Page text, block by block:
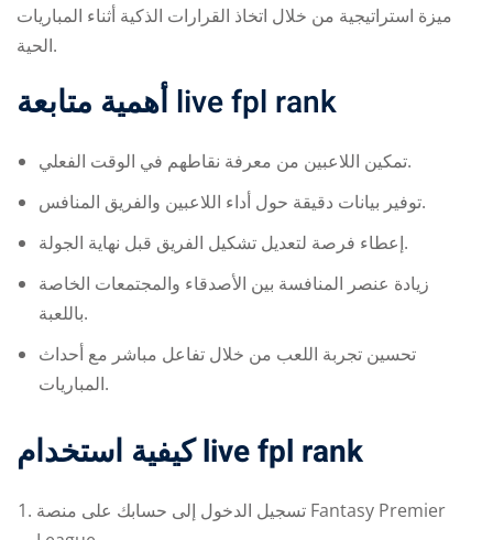
ميزة استراتيجية من خلال اتخاذ القرارات الذكية أثناء المباريات
الحية.
live fpl rank
تمكين اللاعبين من معرفة نقاطهم في الوقت الفعلي.
توفير بيانات دقيقة حول أداء اللاعبين والفريق المنافس.
إعطاء فرصة لتعديل تشكيل الفريق قبل نهاية الجولة.
زيادة عنصر المنافسة بين الأصدقاء والمجتمعات الخاصة
باللعبة.
تحسين تجربة اللعب من خلال تفاعل مباشر مع أحداث
المباريات.
كيفية استخدامlive fpl rank
تسجيل الدخول إلى حسابك على منصة Fantasy Premier